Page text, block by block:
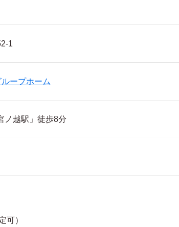
1
ループホーム
ノ越駅」徒歩8分
可）